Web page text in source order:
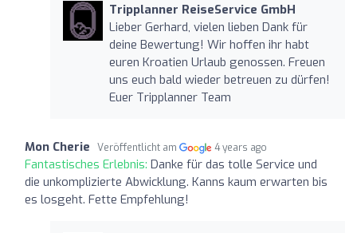
Tripplanner ReiseService GmbH
Lieber Gerhard, vielen lieben Dank für
deine Bewertung! Wir hoffen ihr habt
euren Kroatien Urlaub genossen. Freuen
uns euch bald wieder betreuen zu dürfen!
Euer Tripplanner Team
Mon Cherie Veröffentlicht am 4 years ago
Fantastisches Erlebnis: Danke für das tolle Service und
die unkomplizierte Abwicklung. Kanns kaum erwarten bis
es losgeht. Fette Empfehlung!